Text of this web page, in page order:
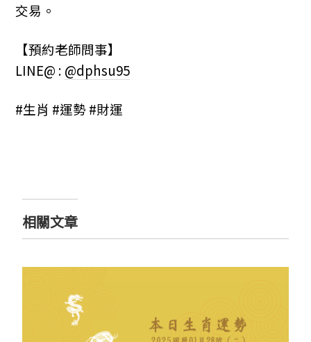
交易。
【預約老師問事】
LINE@ : @dphsu95
#生肖 #運勢 #財運
相關文章